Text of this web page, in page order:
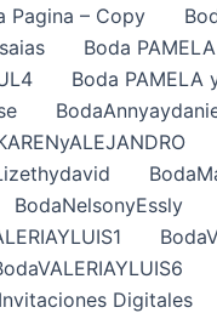
Pagina – Copy
Boda
Boda PAMELA
BodaNelsonyEssly
Digitales